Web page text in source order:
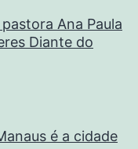
Ana Paula
Diante do
é a cidade